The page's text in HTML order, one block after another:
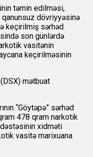
təmin edilməsi,
qanunsuz dövriyyəsinə
keçirilmiş sərhəd
son günlərdə
vasitənin
keçirilməsinin
mətbuat
“Göytəpə” sərhəd
478 qram narkotik
dəstəsinin xidməti
vasitə marixuana